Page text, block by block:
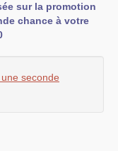
sur la promotion
chance à votre
seconde